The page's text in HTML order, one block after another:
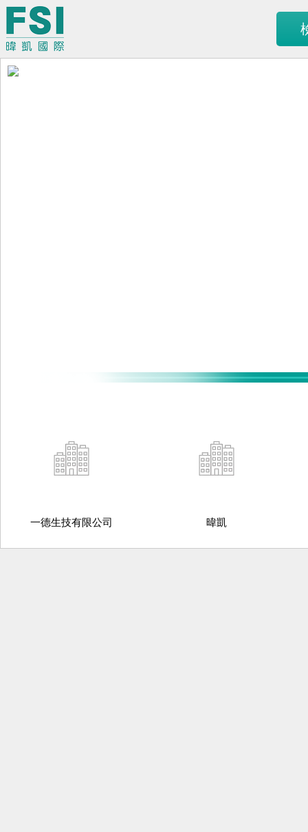
一德生技有限公司 暐凱